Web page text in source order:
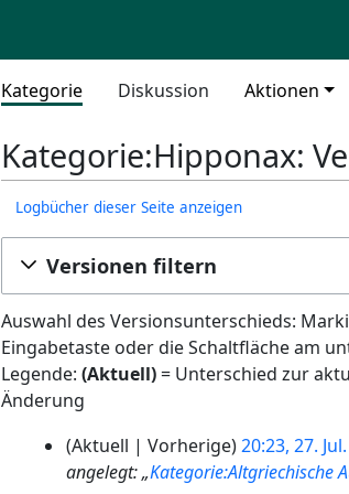
Kategorie Diskussion Aktionen
Kategorie:Hipponax:
Logbücher dieser Seite anzeigen
Versionen filtern
Auswahl des Versionsunterschieds:
Eingabetaste oder die Schaltfläche am
Legende: (Aktuell)= Unterschied zur
Änderung
Aktuell Vorherige 20:23, 27.
angelegt: „Kategorie:Altgriechische